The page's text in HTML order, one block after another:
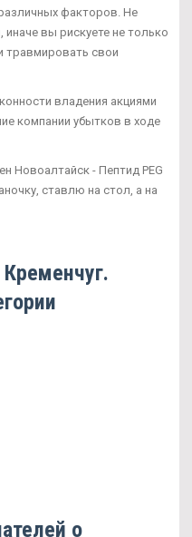
факторов. Не
иначе вы рискуете не только
травмировать свои
владения акциями
компании убытков в ходе
Новоалтайск - Пептид PEG
ставлю на стол, а на
о